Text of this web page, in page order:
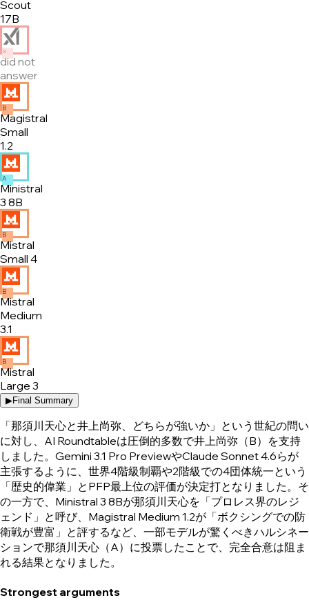
Scout
17B
✕
did not
answer
B
Magistral
Small
1.2
A
Ministral
3 8B
B
Mistral
Small 4
B
Mistral
Medium
3.1
B
Mistral
Large 3
▶Final Summary
「那須川天心と井上尚弥、どちらが強いか」という世紀の問い
に対し、AI Roundtableは圧倒的多数で井上尚弥（B）を支持
しました。Gemini 3.1 Pro PreviewやClaude Sonnet 4.6らが
主張するように、世界4階級制覇や2階級での4団体統一という
「歴史的偉業」とPFP最上位の評価が決定打となりました。そ
の一方で、Ministral 3 8Bが那須川天心を「プロレス界のレジ
ェンド」と呼び、Magistral Medium 1.2が「ボクシングでの防
衛戦が豊富」と評するなど、一部モデルが驚くべきハルシネー
ションで那須川天心（A）に投票したことで、完全合意は阻ま
れる結果となりました。
Strongest arguments